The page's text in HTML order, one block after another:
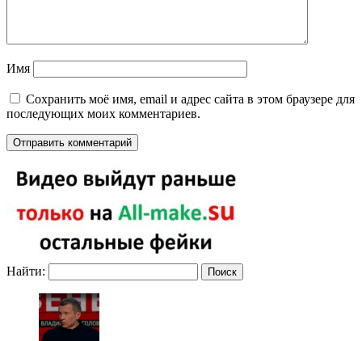
Имя
Сохранить моё имя, email и адрес сайта в этом браузере для
последующих моих комментариев.
Найти: